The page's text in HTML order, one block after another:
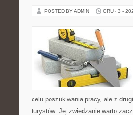
POSTED BY ADMIN GRU - 3 -
celu poszukiwania pracy, ale z
turystów. Jej zwiedzanie warto